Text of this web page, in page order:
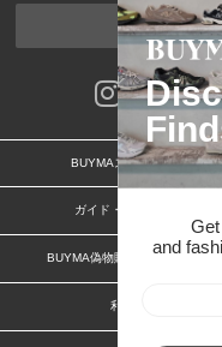
BUYMAスタートガイド
ガイド・お問い合わせ
BUYMA偽物販売防止の取り組み
利用規約